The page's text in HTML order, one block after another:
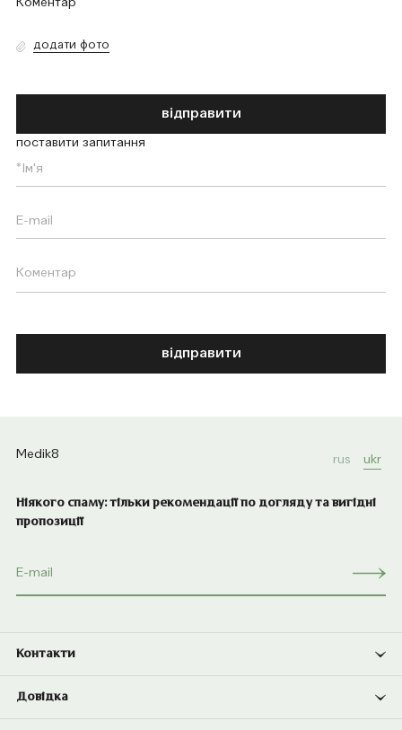
додати фото
відправити
поставити запитання
відправити
Medik8 rus ukr
Ніякого спаму: тільки рекомендації по догляду та вигідні
пропозиції
Контакти
Довідка